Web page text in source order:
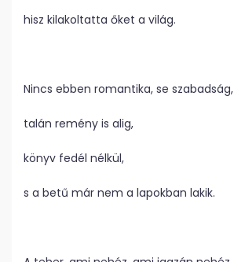
hisz kilakoltatta őket a világ.
Nincs ebben romantika, se szabadság,
talán remény is alig,
könyv fedél nélkül,
s a betű már nem a lapokban lakik.